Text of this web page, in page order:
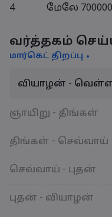
4 மேலே
வர்த்தகம்
மார்கெட் திறப்பு
வியாழன் -
ஞாயிறு - திங்கள்
திங்கள் - செவ்வாய்
செவ்வாய் - புதன்
புதன் - வியாழன்